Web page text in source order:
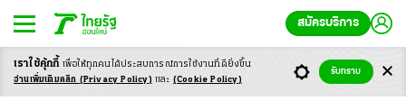
สมัครบริการ
-ก ก ก+
เราใช้คุ้กกี้ เพื่อให้ทุกคนได้ประสบการณ์การใช้งานที่ดียิ่งขึ้น
อ่านเพิ่มเติมคลิก (Privacy Policy) และ (Cookie Policy)
รับทราบ